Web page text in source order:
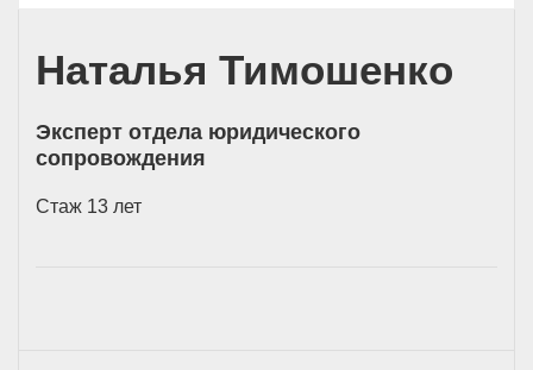
Наталья Тимошенко
Эксперт отдела юридического
сопровождения
Стаж 13 лет